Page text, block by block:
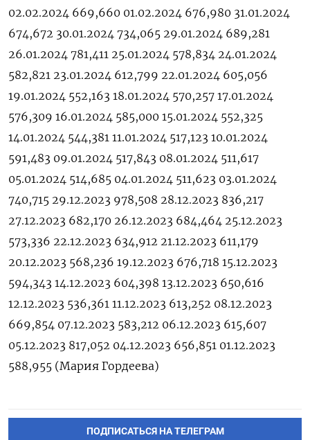
02.02.2024 669,660 01.02.2024 676,980 31.01.2024
674,672 30.01.2024 734,065 29.01.2024 689,281
26.01.2024 781,411 25.01.2024 578,834 24.01.2024
582,821 23.01.2024 612,799 22.01.2024 605,056
19.01.2024 552,163 18.01.2024 570,257 17.01.2024
576,309 16.01.2024 585,000 15.01.2024 552,325
14.01.2024 544,381 11.01.2024 517,123 10.01.2024
591,483 09.01.2024 517,843 08.01.2024 511,617
05.01.2024 514,685 04.01.2024 511,623 03.01.2024
740,715 29.12.2023 978,508 28.12.2023 836,217
27.12.2023 682,170 26.12.2023 684,464 25.12.2023
573,336 22.12.2023 634,912 21.12.2023 611,179
20.12.2023 568,236 19.12.2023 676,718 15.12.2023
594,343 14.12.2023 604,398 13.12.2023 650,616
12.12.2023 536,361 11.12.2023 613,252 08.12.2023
669,854 07.12.2023 583,212 06.12.2023 615,607
05.12.2023 817,052 04.12.2023 656,851 01.12.2023
588,955 (Мария Гордеева)
ПОДПИСАТЬСЯ НА ТЕЛЕГРАМ